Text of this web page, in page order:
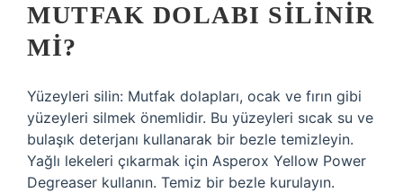
MUTFAK DOLABI SILINIR
MI?
Yüzeyleri silin: Mutfak dolapları, ocak ve fırın gibi
yüzeyleri silmek önemlidir. Bu yüzeyleri sıcak su ve
bulaşık deterjanı kullanarak bir bezle temizleyin.
Yağlı lekeleri çıkarmak için Asperox Yellow Power
Degreaser kullanın. Temiz bir bezle kurulayın.